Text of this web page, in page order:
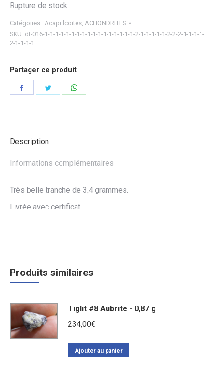
Rupture de stock
Catégories : Acapulcoïtes ACHONDRITES
SKU: dt-016-1-1-1-1-1-1-1-1-1-1-1-1-1-1-1-1-1-2-1-1-1-1-1-2-2-2-1-1-1-1-
2-1-1-1-1
Partager ce produit
Partager Partager
Description
Informations complémentaires
Très belle tranche de 3,4 grammes.
Livrée avec certificat.
Produits similaires
Tiglit #8 Aubrite - 0,87 g
234,00€
Ajouter au panier